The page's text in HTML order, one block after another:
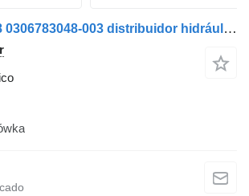
Parker 91217408 0306783048-003 distribuidor hidráulico